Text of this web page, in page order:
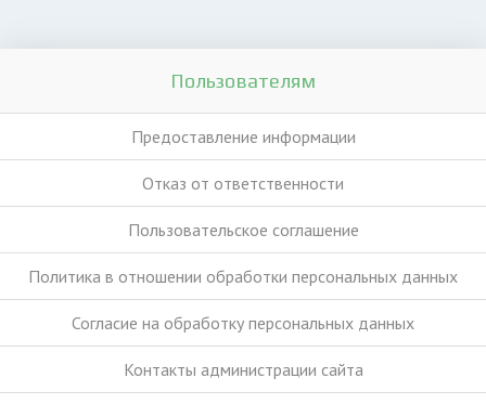
Пользователям
Предоставление информации
Отказ от ответственности
Пользовательское соглашение
Политика в отношении обработки персональных данных
Согласие на обработку персональных данных
Контакты администрации сайта